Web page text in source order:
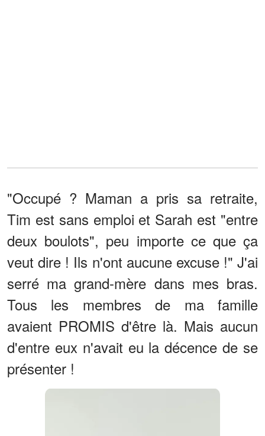
"Occupé ? Maman a pris sa retraite,
Tim est sans emploi et Sarah est "entre
deux boulots", peu importe ce que ça
veut dire ! Ils n'ont aucune excuse !" J'ai
serré ma grand-mère dans mes bras.
Tous les membres de ma famille
avaient PROMIS d'être là. Mais aucun
d'entre eux n'avait eu la décence de se
présenter !